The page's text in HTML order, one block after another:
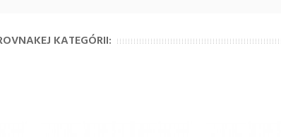
KATEGÓRII: